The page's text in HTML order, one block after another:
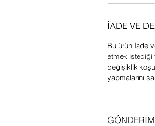
İADE VE
Bu ürün İade
etmek istediği
değişiklik
yapmalarını